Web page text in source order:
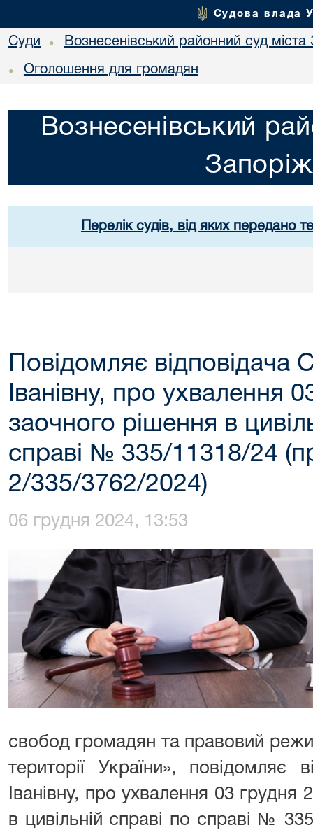
Судова влада
Суди • Вознесенівський районний суд
• Оголошення для громадян
Вознесенівський
Перелік судів, від яких передано
Повідомляє відповідача
Іванівну, про ухвалення
заочного рішення в
справі № 335/11318/24
2/335/3762/2024)
06 грудня 2024, 13:53
свобод громадян та правовий
території України», повідомляє
Іванівну, про ухвалення 03
в цивільній справі по справі №